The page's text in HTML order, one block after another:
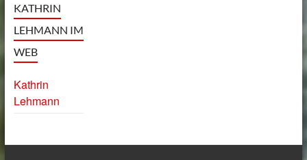
KATHRIN
LEHMANN IM
WEB
Kathrin
Lehmann